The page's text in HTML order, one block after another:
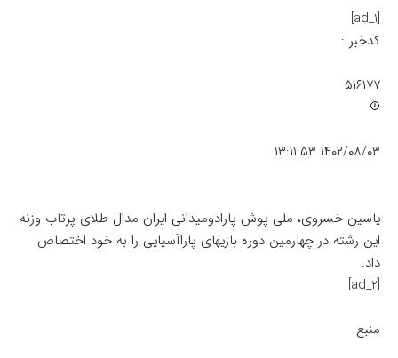
[ad_1]
کدخبر :
۵۱۶۱۷۷
۱۴۰۲/۰۸/۰۳ ۱۳:۱۱:۵۳
یاسین خسروی، ملی پوش پارادومیدانی ایران مدال طلای پرتاب وزنه
این رشته در چهارمین دوره بازیهای پاراآسیایی را به خود اختصاص
داد.
[ad_2]
منبع